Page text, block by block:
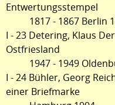
Entwertungsstempel
1817 - 1867 Berlin
I - 23 Detering, Klaus
Ostfriesland
1947 - 1949
I - 24 Bühler, Georg
einer Briefmarke